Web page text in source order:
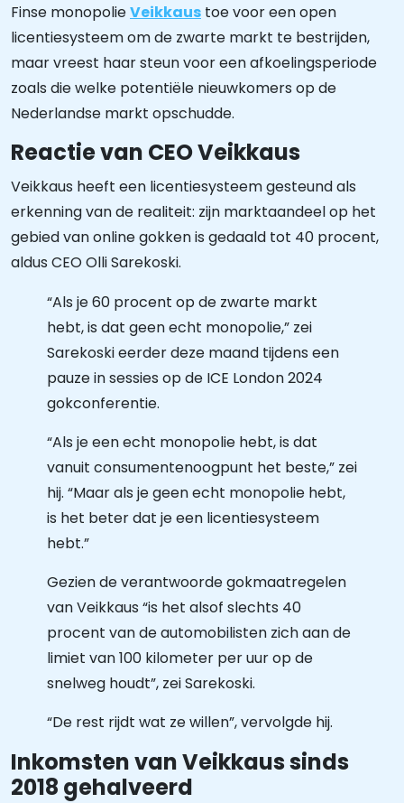
Finse monopolieVeikkaus toe voor een open
licentiesysteem om de zwarte markt te bestrijden,
maar vreest haar steun voor een afkoelingsperiode
zoals die welke potentiële nieuwkomers op de
Nederlandse markt opschudde.
Reactie van CEO Veikkaus
Veikkaus heeft een licentiesysteem gesteund als
erkenning van de realiteit: zijn marktaandeel op het
gebied van online gokken is gedaald tot 40 procent,
aldus CEO Olli Sarekoski.
“Als je 60 procent op de zwarte markt
hebt, is dat geen echt monopolie,” zei
Sarekoski eerder deze maand tijdens een
pauze in sessies op de ICE London 2024
gokconferentie.
“Als je een echt monopolie hebt, is dat
vanuit consumentenoogpunt het beste,” zei
hij. “Maar als je geen echt monopolie hebt,
is het beter dat je een licentiesysteem
hebt.”
Gezien de verantwoorde gokmaatregelen
van Veikkaus “is het alsof slechts 40
procent van de automobilisten zich aan de
limiet van 100 kilometer per uur op de
snelweg houdt”, zei Sarekoski.
“De rest rijdt wat ze willen”, vervolgde hij.
Inkomsten van Veikkaus sinds
2018 gehalveerd